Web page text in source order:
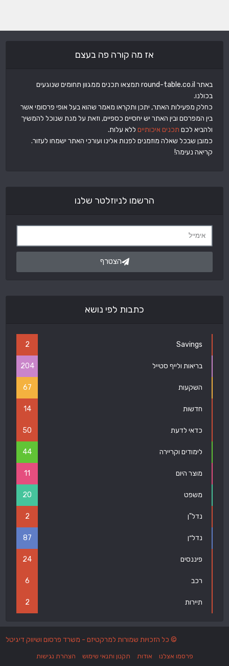
אז מה קורה פה בעצם
באתר round-table.co.il תמצאו תכנים ממגוון תחומים שנוגעים
בכולנו.
כחלק מפעילות האתר, יתכן ותקראו מאמר שהוא בעל אופי פרסומי אשר
בין המפרסם ובין האתר יש יחסיים כספיים, וזאת על מנת שנוכל להמשיך
ולהביא לכם תכנים איכותיים ללא עלות.
כמובן שבכל שאלה מוזמנים לפנות אלינו ועורכי האתר ישמחו לעזור.
קריאה נעימה!
הרשמו לניוזלטר שלנו
הצטרף
כתבות לפי נושא
Savings
2
בריאות ולייף סטייל 204
השקעות 67
חדשות 14
כדאי לדעת 50
לימודים וקריירה 44
מוצר היום 11
משפט 20
נדל"ן 2
נדל״ן 87
פיננסים 24
רכב 6
תיירות 2
© כל הזכויות שמורות למרקטיזם - משרד פרסום ושיווק דיגיטל
פרסמו אצלנו אודות תקנון ותנאי שימוש הצהרת נגישות